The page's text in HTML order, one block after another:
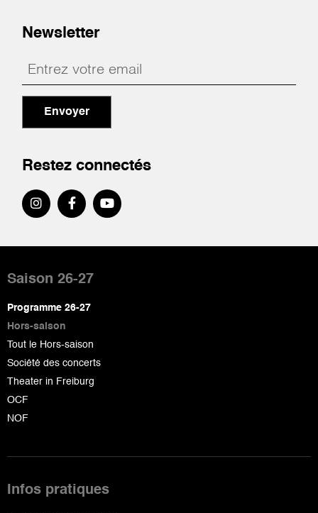
Newsletter
Envoyer
Restez connectés
de
page
Saison 26-27
Programme 26-27
Hors-saison
Tout le Hors-saison
Société des concerts
Theater in Freiburg
OCF
NOF
Infos pratiques